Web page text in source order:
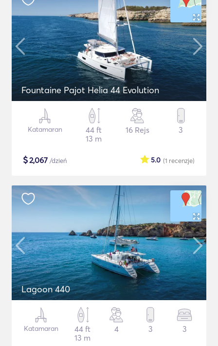
Fountaine Pajot Helia 44 Evolution
Katamaran
44 ft
13 m
16 Rejs 3
$2,067 /dzień (1 recenzje)
5.0
Lagoon 440
Katamaran
44 ft
13 m
4 3 3